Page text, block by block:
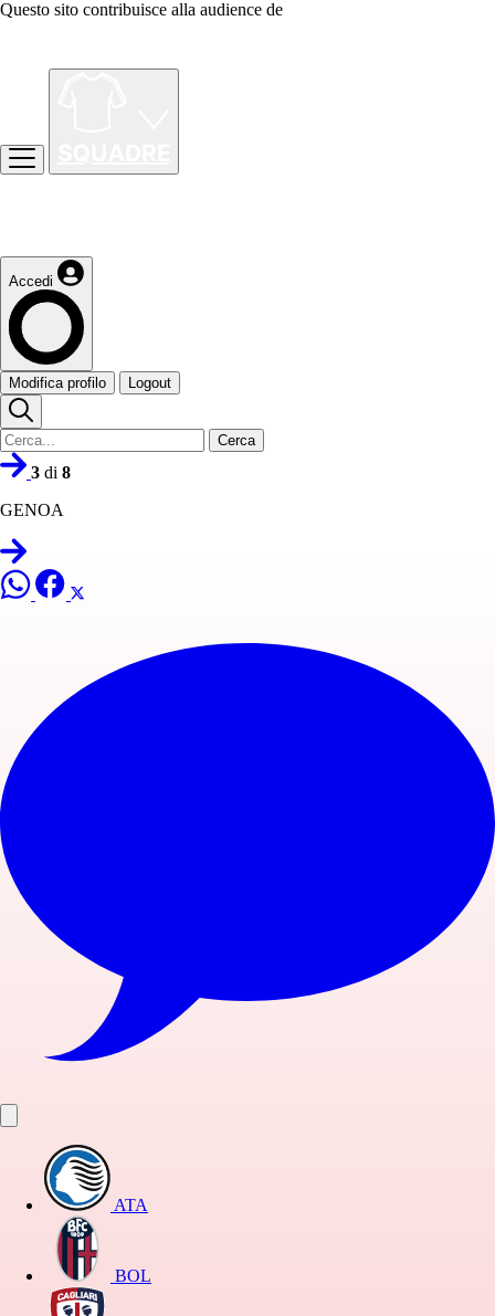
Questo sito contribuisce alla audience de
Accedi
Modifica profilo Logout
Cerca
3 di 8
GENOA
ATA
BOL